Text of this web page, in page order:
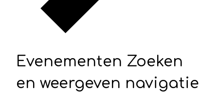
Evenementen Zoeken
en weergeven navigatie